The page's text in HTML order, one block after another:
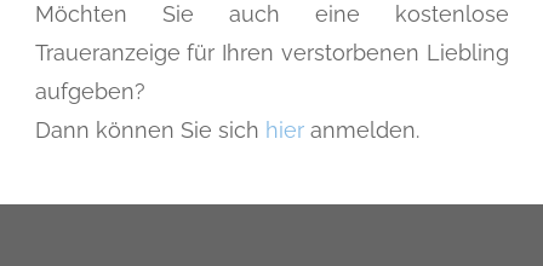
Möchten Sie auch eine kostenlose
Traueranzeige für Ihren verstorbenen Liebling
aufgeben?
Dann können Sie sich hieranmelden.